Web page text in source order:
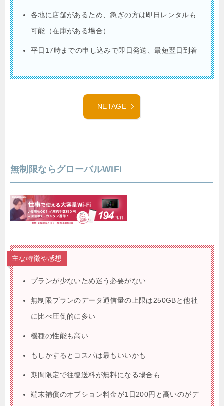
各地に店舗があるため、急ぎの方は即日レンタルも
可能（在庫がある場合）
平日17時までの申し込みで即日発送、最短翌日到着
NETAGE
無制限ならグローバルWiFi
主な特徴や感想
プランが少ないため迷う必要がない
無制限プランのデータ通信量の上限は250GBと他社
に比べ圧倒的に多い
機種の性能も高い
もしかするとコスパは最もいいかも
期間限定で往復送料が無料になる場合も
端末補償のオプション料金が1日200円と高いのがデ